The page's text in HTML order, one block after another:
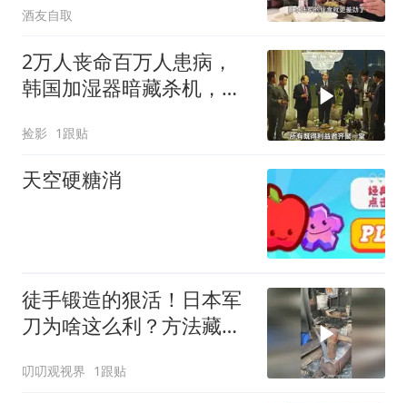
酒友自取
2万人丧命百万人患病，
韩国加湿器暗藏杀机，改
捡影 1跟贴
天空硬糖消
徒手锻造的狠活！日本军
刀为啥这么利？方法藏着
叨叨观视界 1跟贴